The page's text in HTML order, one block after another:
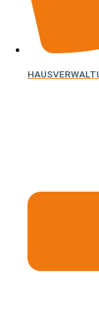
zur
es